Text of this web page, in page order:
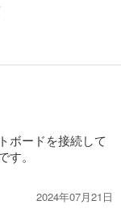
ボードを接続して
。
2024年07月21日